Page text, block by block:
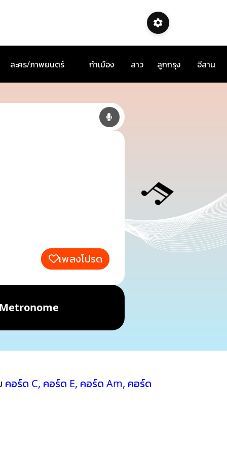
ละคร/ภาพยนตร์ กำเมือง ลาว ลูกกรุง อีสาน
เพลงโปรด
คอร์ด C, คอร์ด E, คอร์ด Am, คอร์ด